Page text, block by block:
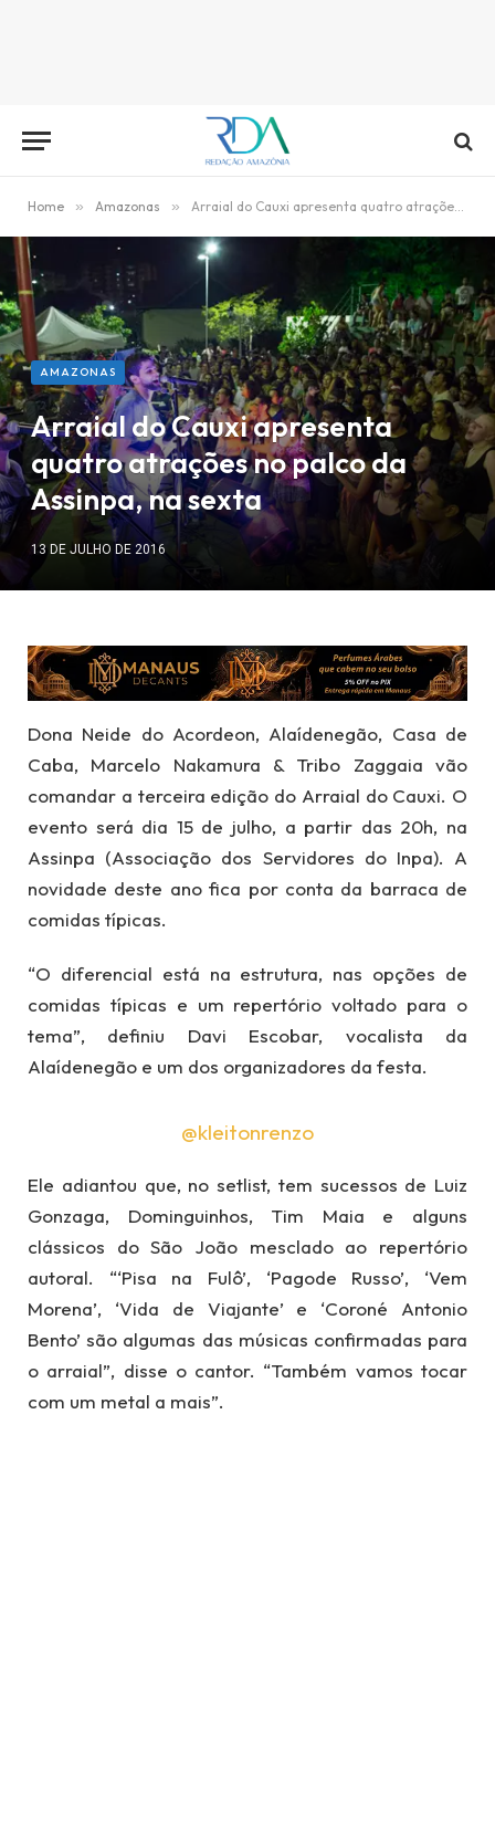
Home » Amazonas » Arraial do Cauxi apresenta quatro atrações no palco da Assinpa, na sexta
AMAZONAS
Arraial do Cauxi apresenta
quatro atrações no palco da
Assinpa, na sexta
13 DE JULHO DE 2016
Dona Neide do Acordeon, Alaídenegão, Casa de
Caba, Marcelo Nakamura & Tribo Zaggaia vão
comandar a terceira edição do Arraial do Cauxi. O
evento será dia 15 de julho, a partir das 20h, na
Assinpa (Associação dos Servidores do Inpa). A
novidade deste ano fica por conta da barraca de
comidas típicas.
“O diferencial está na estrutura, nas opções de
comidas típicas e um repertório voltado para o
tema”, definiu Davi Escobar, vocalista da
Alaídenegão e um dos organizadores da festa.
@kleitonrenzo
Ele adiantou que, no setlist, tem sucessos de Luiz
Gonzaga, Dominguinhos, Tim Maia e alguns
clássicos do São João mesclado ao repertório
autoral. “‘Pisa na Fulô’, ‘Pagode Russo’, ‘Vem
Morena’, ‘Vida de Viajante’ e ‘Coroné Antonio
Bento’ são algumas das músicas confirmadas para
o arraial”, disse o cantor. “Também vamos tocar
com um metal a mais”.